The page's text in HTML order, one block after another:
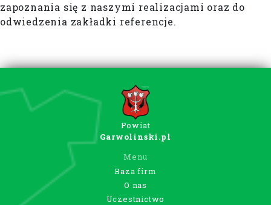
zapoznania się z naszymi realizacjami oraz do
odwiedzenia zakładki referencje.
Powiat
Garwolinski.pl
Menu
Baza firm
O nas
Uczestnictwo